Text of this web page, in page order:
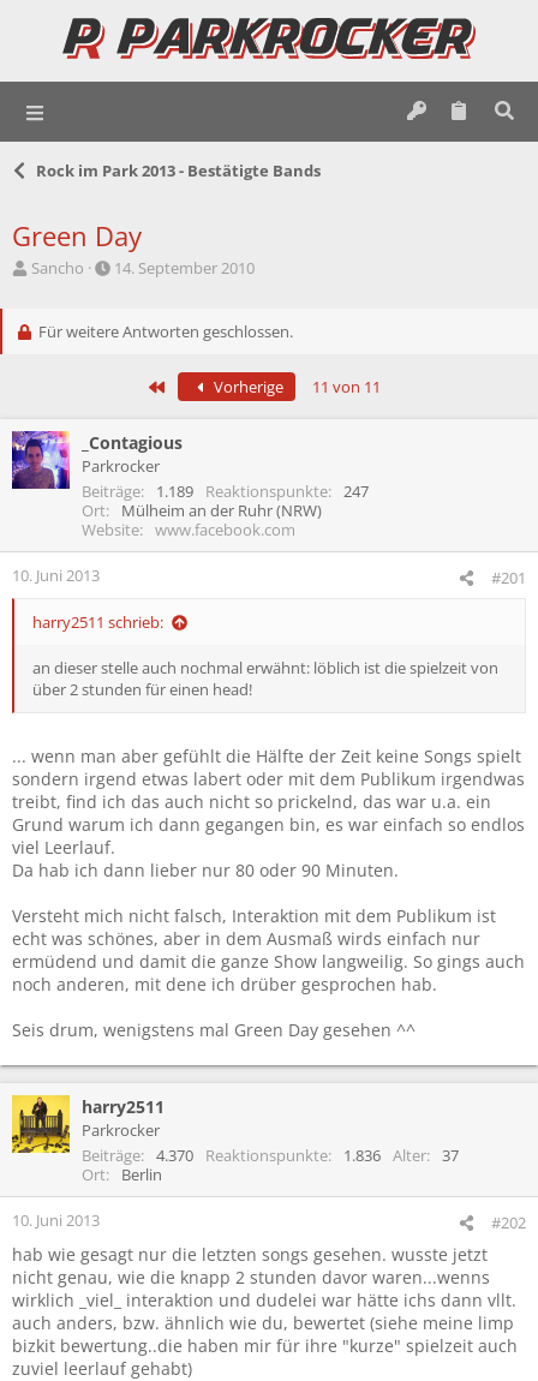
Rock im Park 2013 - Bestätigte Bands
Green Day
E
t
r
Sancho
E
t
a
m
14. September 2010
Für weitere Antworten geschlossen.
Erste Vorherige 11 von 11
_Contagious
Parkrocker
Beiträge
1.189 Reaktionspunkte
247
Ort
Mülheim an der Ruhr (NRW)
Website
www.facebook.com
10. Juni 2013 #201
harry2511 schrieb:
an dieser stelle auch nochmal erwähnt: löblich ist die spielzeit von
über 2 stunden für einen head!
... wenn man aber gefühlt die Hälfte der Zeit keine Songs spielt
sondern irgend etwas labert oder mit dem Publikum irgendwas
treibt, find ich das auch nicht so prickelnd, das war u.a. ein
Grund warum ich dann gegangen bin, es war einfach so endlos
viel Leerlauf.
Da hab ich dann lieber nur 80 oder 90 Minuten.
Versteht mich nicht falsch, Interaktion mit dem Publikum ist
echt was schönes, aber in dem Ausmaß wirds einfach nur
ermüdend und damit die ganze Show langweilig. So gings auch
noch anderen, mit dene ich drüber gesprochen hab.
Seis drum, wenigstens mal Green Day gesehen ^^
harry2511
Parkrocker
Beiträge
4.370 Reaktionspunkte 1.836 Alter
37
Ort
Berlin
10. Juni 2013 #202
hab wie gesagt nur die letzten songs gesehen. wusste jetzt
nicht genau, wie die knapp 2 stunden davor waren...wenns
wirklich _viel_ interaktion und dudelei war hätte ichs dann vllt.
auch anders, bzw. ähnlich wie du, bewertet (siehe meine limp
bizkit bewertung..die haben mir für ihre "kurze" spielzeit auch
zuviel leerlauf gehabt)